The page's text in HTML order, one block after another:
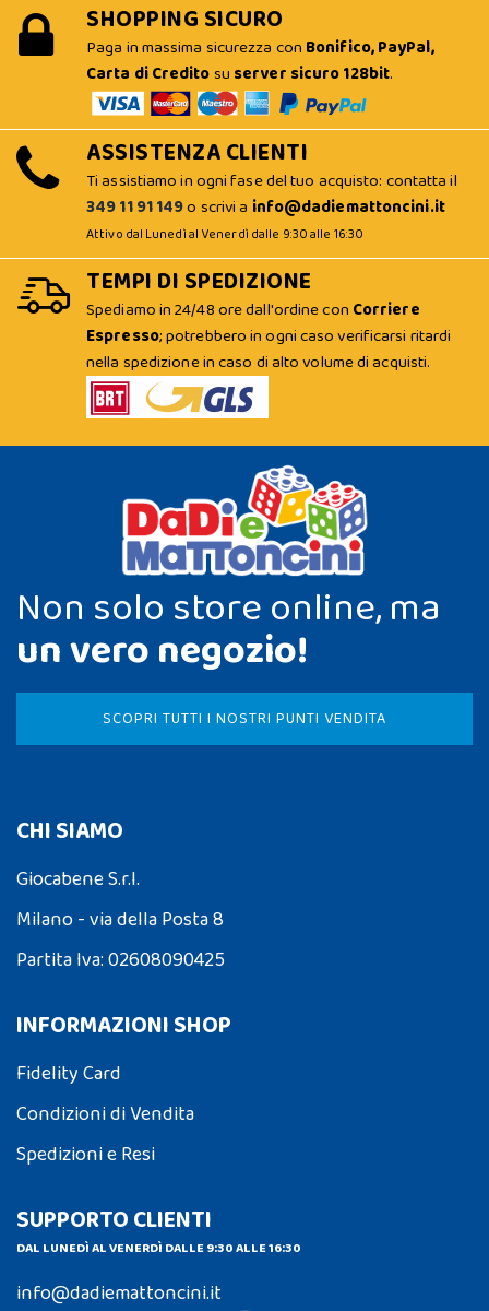
SHOPPING SICURO
Paga in massima sicurezza con Bonifico, PayPal,
Carta di Creditosu server sicuro 128bit.
ASSISTENZA CLIENTI
Ti assistiamo in ogni fase del tuo acquisto: contatta il
349 11 91 149o scrivi a info@dadiemattoncini.it
Attivo dal Lunedì al Venerdì dalle 9:30 alle 16:30
TEMPI DI SPEDIZIONE
Spediamo in 24/48 ore dall'ordine con Corriere
Espresso; potrebbero in ogni caso verificarsi ritardi
nella spedizione in caso di alto volume di acquisti.
Non solo store online, ma
un vero negozio!
SCOPRI TUTTI I NOSTRI PUNTI VENDITA
CHI SIAMO
Giocabene S.r.l.
Milano - via della Posta 8
Partita Iva: 02608090425
INFORMAZIONI SHOP
Fidelity Card
Condizioni di Vendita
Spedizioni e Resi
SUPPORTO CLIENTI
DAL LUNEDÌ AL VENERDÌ DALLE 9:30 ALLE 16:30
info@dadiemattoncini.it